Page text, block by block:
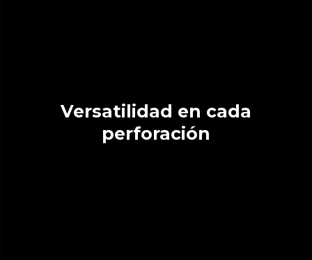
Versatilidad en cada
perforación